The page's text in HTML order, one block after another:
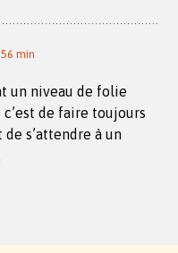
min
un niveau de folie
de faire toujours
s’attendre à un